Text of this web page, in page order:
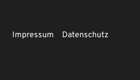
Impressum Datenschutz